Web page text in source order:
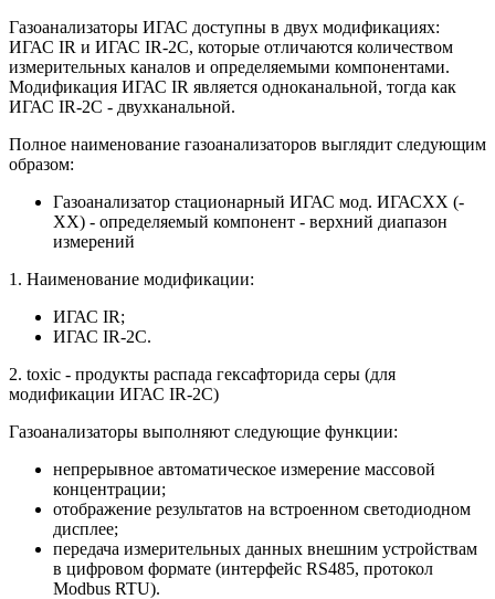
Газоанализаторы ИГАС доступны в двух модификациях:
ИГАС IR и ИГАС IR-2C, которые отличаются количеством
измерительных каналов и определяемыми компонентами.
Модификация ИГАС IR является одноканальной, тогда как
ИГАС IR-2C - двухканальной.
Полное наименование газоанализаторов выглядит следующим
образом:
Газоанализатор стационарный ИГАС мод. ИГАСХХ (-
ХХ) - определяемый компонент - верхний диапазон
измерений
1. Наименование модификации:
ИГАС IR;
ИГАС IR-2C.
2. toxic - продукты распада гексафторида серы (для
модификации ИГАС IR-2C)
Газоанализаторы выполняют следующие функции:
непрерывное автоматическое измерение массовой
концентрации;
отображение результатов на встроенном светодиодном
дисплее;
передача измерительных данных внешним устройствам
в цифровом формате (интерфейс RS485, протокол
Modbus RTU).